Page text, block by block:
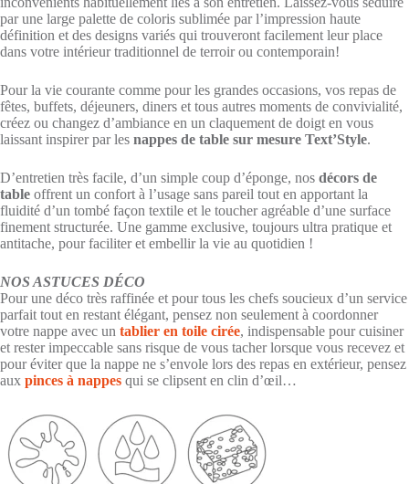
par une large palette de coloris sublimée par l’impression haute
définition et des designs variés qui trouveront facilement leur place
dans votre intérieur traditionnel de terroir ou contemporain!
Pour la vie courante comme pour les grandes occasions, vos repas de
fêtes, buffets, déjeuners, diners et tous autres moments de convivialité,
créez ou changez d’ambiance en un claquement de doigt en vous
laissant inspirer par les nappes de table sur mesure Text’Style.
D’entretien très facile, d’un simple coup d’éponge, nos décors de
table offrent un confort à l’usage sans pareil tout en apportant la
fluidité d’un tombé façon textile et le toucher agréable d’une surface
finement structurée. Une gamme exclusive, toujours ultra pratique et
antitache, pour faciliter et embellir la vie au quotidien !
NOS ASTUCES DÉCO
Pour une déco très raffinée et pour tous les chefs soucieux d’un service
parfait tout en restant élégant, pensez non seulement à coordonner
votre nappe avec un tablier en toile cirée, indispensable pour cuisiner
et rester impeccable sans risque de vous tacher lorsque vous recevez et
pour éviter que la nappe ne s’envole lors des repas en extérieur, pensez
aux pinces à nappes qui se clipsent en clin d’œil…